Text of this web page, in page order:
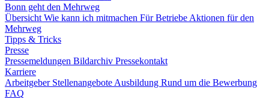
Bonn geht den Mehrweg
Übersicht Wie kann ich mitmachen Für Betriebe Aktionen für den
Mehrweg
Tipps & Tricks
Presse
Pressemeldungen Bildarchiv Pressekontakt
Karriere
Arbeitgeber Stellenangebote Ausbildung Rund um die Bewerbung
FAQ